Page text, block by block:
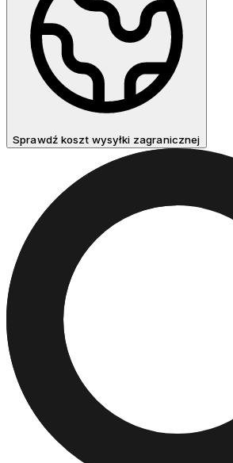
Sprawdź koszt wysyłki zagranicznej